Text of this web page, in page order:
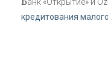
кредитования